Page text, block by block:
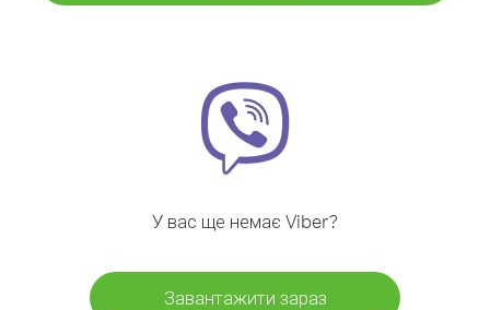
У вас ще немає Viber?
Завантажити зараз